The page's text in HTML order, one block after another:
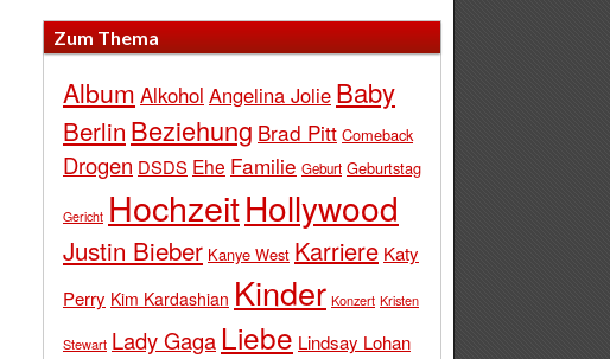
Zum Thema
Album Alkohol Angelina Jolie Baby
Berlin Beziehung Brad Pitt Comeback
Drogen DSDS Ehe Familie Geburt Geburtstag
Gericht HochzeitHollywood
Justin Bieber Kanye West Karriere Katy
Perry Kim Kardashian Kinder Konzert Kristen
Stewart Lady Gaga Liebe Lindsay Lohan